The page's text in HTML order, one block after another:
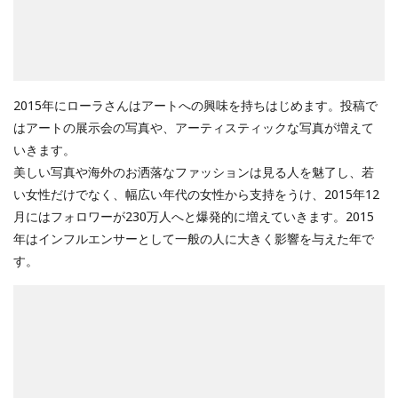
2015年にローラさんはアートへの興味を持ちはじめます。投稿で
はアートの展示会の写真や、アーティスティックな写真が増えて
いきます。
美しい写真や海外のお洒落なファッションは見る人を魅了し、若
い女性だけでなく、幅広い年代の女性から支持をうけ、2015年12
月にはフォロワーが230万人へと爆発的に増えていきます。2015
年はインフルエンサーとして一般の人に大きく影響を与えた年で
す。